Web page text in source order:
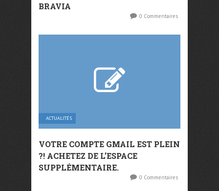
BRAVIA
0 Commentaires
ACTUALITÉS
VOTRE COMPTE GMAIL EST PLEIN
?! ACHETEZ DE L’ESPACE
SUPPLÉMENTAIRE.
0 Commentaires